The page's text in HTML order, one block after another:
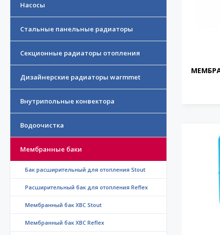
Насосы
Стальные панельные радиаторы
Секционные радиаторы отопления
Дизайнерские радиаторы warmmet
Внутрипольные конвектора
Водоочистка
Мембранные баки
Бак расширительный для отопления Stout
Расширительный бак для отопления Reflex
Мембранный бак ХВС Stout
Мембранный бак ХВС Reflex